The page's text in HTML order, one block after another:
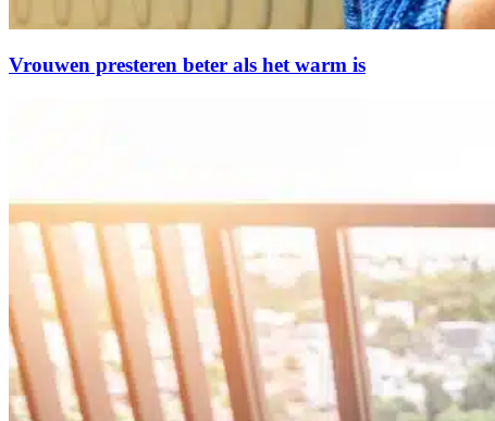
Vrouwen presteren beter als het warm is